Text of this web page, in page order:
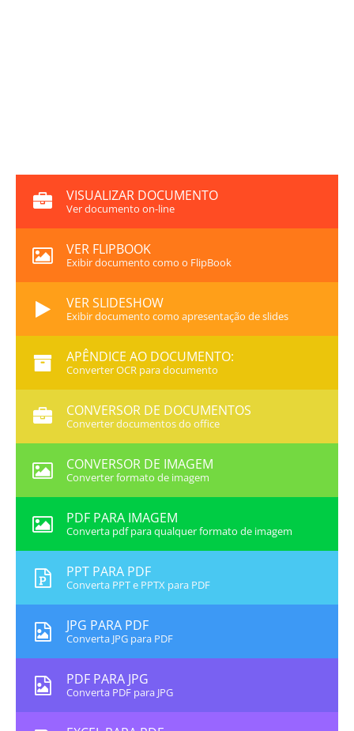
VISUALIZAR DOCUMENTO
Ver documento on-line
VER FLIPBOOK
Exibir documento como o FlipBook
VER SLIDESHOW
Exibir documento como apresentação de slides
APÊNDICE AO DOCUMENTO:
Converter OCR para documento
CONVERSOR DE DOCUMENTOS
Converter documentos do office
CONVERSOR DE IMAGEM
Converter formato de imagem
PDF PARA IMAGEM
Converta pdf para qualquer formato de imagem
PPT PARA PDF
Converta PPT e PPTX para PDF
JPG PARA PDF
Converta JPG para PDF
PDF PARA JPG
Converta PDF para JPG